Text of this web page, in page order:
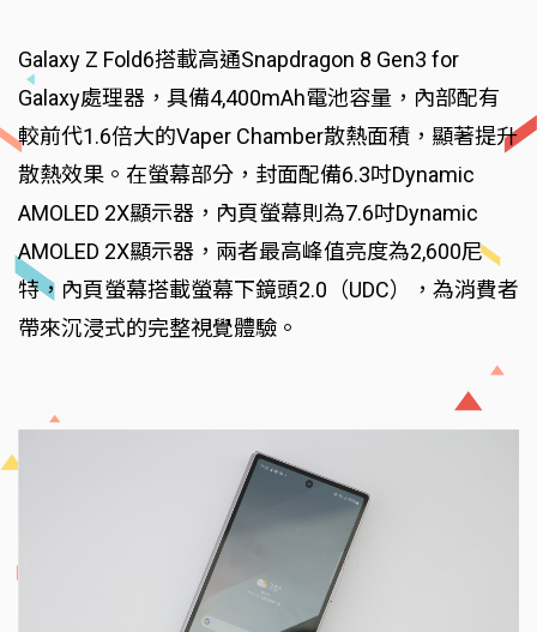
Galaxy Z Fold6搭載高通Snapdragon 8 Gen3 for
Galaxy處理器，具備4,400mAh電池容量，內部配有
較前代1.6倍大的Vaper Chamber散熱面積，顯著提升
散熱效果。在螢幕部分，封面配備6.3吋Dynamic
AMOLED 2X顯示器，內頁螢幕則為7.6吋Dynamic
AMOLED 2X顯示器，兩者最高峰值亮度為2,600尼
特，內頁螢幕搭載螢幕下鏡頭2.0（UDC），為消費者
帶來沉浸式的完整視覺體驗。